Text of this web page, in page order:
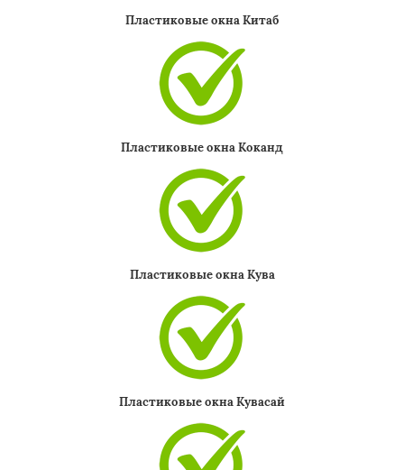
Пластиковые окна Китаб
Пластиковые окна Коканд
Пластиковые окна Кува
Пластиковые окна Кувасай